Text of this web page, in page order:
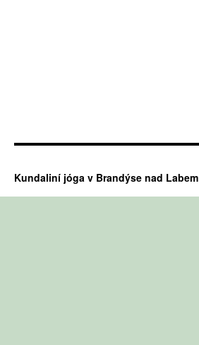
Kundaliní jóga v Brandýse nad Labem